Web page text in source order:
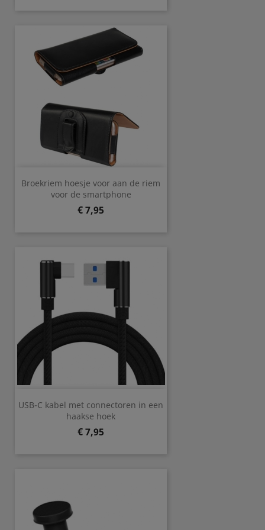
Broekriem hoesje voor aan de riem
voor de smartphone
Prijs
€ 7,95
USB-C kabel met connectoren in een
haakse hoek
Prijs
€ 7,95